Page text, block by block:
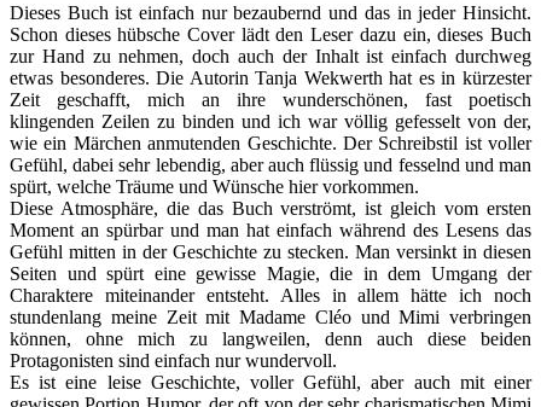
Dieses Buch ist einfach nur bezaubernd und das in jeder Hinsicht.
Schon dieses hübsche Cover lädt den Leser dazu ein, dieses Buch
zur Hand zu nehmen, doch auch der Inhalt ist einfach durchweg
etwas besonderes. Die Autorin Tanja Wekwerth hat es in kürzester
Zeit geschafft, mich an ihre wunderschönen, fast poetisch
klingenden Zeilen zu binden und ich war völlig gefesselt von der,
wie ein Märchen anmutenden Geschichte. Der Schreibstil ist voller
Gefühl, dabei sehr lebendig, aber auch flüssig und fesselnd und man
spürt, welche Träume und Wünsche hier vorkommen.
Diese Atmosphäre, die das Buch verströmt, ist gleich vom ersten
Moment an spürbar und man hat einfach während des Lesens das
Gefühl mitten in der Geschichte zu stecken. Man versinkt in diesen
Seiten und spürt eine gewisse Magie, die in dem Umgang der
Charaktere miteinander entsteht. Alles in allem hätte ich noch
stundenlang meine Zeit mit Madame Cléo und Mimi verbringen
können, ohne mich zu langweilen, denn auch diese beiden
Protagonisten sind einfach nur wundervoll.
Es ist eine leise Geschichte, voller Gefühl, aber auch mit einer